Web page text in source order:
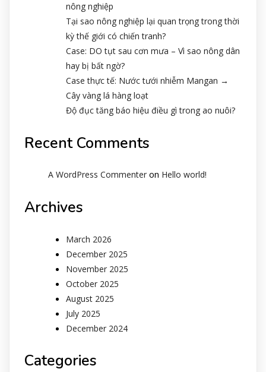
nông nghiệp
Tại sao nông nghiệp lại quan trọng trong thời
kỳ thế giới có chiến tranh?
Case: DO tụt sau cơn mưa – Vì sao nông dân
hay bị bất ngờ?
Case thực tế: Nước tưới nhiễm Mangan →
Cây vàng lá hàng loạt
Độ đục tăng báo hiệu điều gì trong ao nuôi?
Recent Comments
A WordPress Commenter on Hello world!
Archives
March 2026
December 2025
November 2025
October 2025
August 2025
July 2025
December 2024
Categories